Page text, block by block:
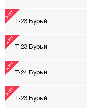
Т-23 Бурый
Т-23 Бурый
Т-24 Бурый
Т-23 Бурый